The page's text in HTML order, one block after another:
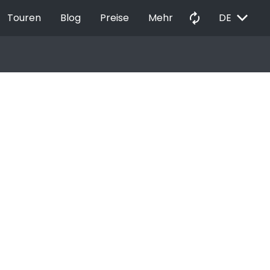
Touren Blog Preise Mehr autorenew DE EXPAND_MORE